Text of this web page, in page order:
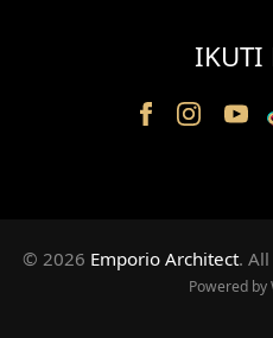
Desain Laundry
IKUTI
© 2026 Emporio Architect. All
Powered by